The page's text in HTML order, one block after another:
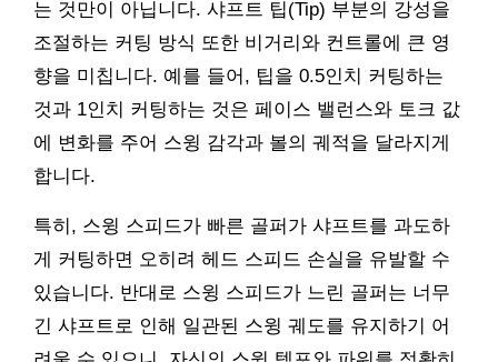
는 것만이 아닙니다. 샤프트 팁(Tip) 부분의 강성을
조절하는 커팅 방식 또한 비거리와 컨트롤에 큰 영
향을 미칩니다. 예를 들어, 팁을 0.5인치 커팅하는
것과 1인치 커팅하는 것은 페이스 밸런스와 토크 값
에 변화를 주어 스윙 감각과 볼의 궤적을 달라지게
합니다.
특히, 스윙 스피드가 빠른 골퍼가 샤프트를 과도하
게 커팅하면 오히려 헤드 스피드 손실을 유발할 수
있습니다. 반대로 스윙 스피드가 느린 골퍼는 너무
긴 샤프트로 인해 일관된 스윙 궤도를 유지하기 어